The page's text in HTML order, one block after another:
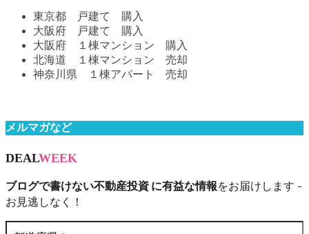
東京都 戸建て 購入
大阪府 戸建て 購入
大阪府 １棟マンション 購入
北海道 １棟マンション 売却
神奈川県 １棟アパート 売却
メルマガなど
DEALWEEK
ブログで書けない不動産投資 に有益な情報をお届けします -
お見逃しなく！